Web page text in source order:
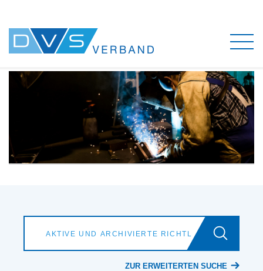
ZUR ERWEITERTEN SUCHE